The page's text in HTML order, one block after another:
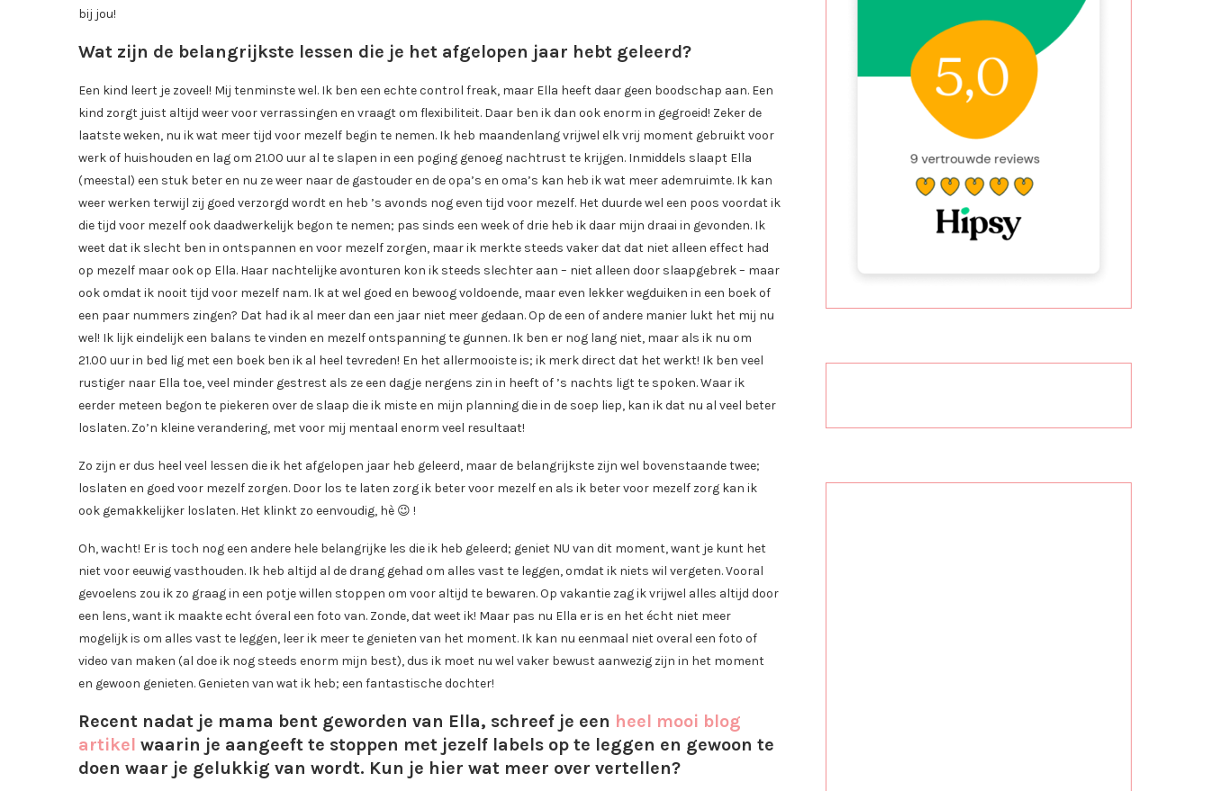
bij jou!
Wat zijn de belangrijkste lessen die je het afgelopen jaar hebt geleerd?
Een kind leert je zoveel! Mij tenminste wel. Ik ben een echte control freak, maar Ella heeft daar geen boodschap aan. Een
kind zorgt juist altijd weer voor verrassingen en vraagt om flexibiliteit. Daar ben ik dan ook enorm in gegroeid! Zeker de
laatste weken, nu ik wat meer tijd voor mezelf begin te nemen. Ik heb maandenlang vrijwel elk vrij moment gebruikt voor
werk of huishouden en lag om 21.00 uur al te slapen in een poging genoeg nachtrust te krijgen. Inmiddels slaapt Ella
(meestal) een stuk beter en nu ze weer naar de gastouder en de opa’s en oma’s kan heb ik wat meer ademruimte. Ik kan
weer werken terwijl zij goed verzorgd wordt en heb ’s avonds nog even tijd voor mezelf. Het duurde wel een poos voordat ik
die tijd voor mezelf ook daadwerkelijk begon te nemen; pas sinds een week of drie heb ik daar mijn draai in gevonden. Ik
weet dat ik slecht ben in ontspannen en voor mezelf zorgen, maar ik merkte steeds vaker dat dat niet alleen effect had
op mezelf maar ook op Ella. Haar nachtelijke avonturen kon ik steeds slechter aan – niet alleen door slaapgebrek – maar
ook omdat ik nooit tijd voor mezelf nam. Ik at wel goed en bewoog voldoende, maar even lekker wegduiken in een boek of
een paar nummers zingen? Dat had ik al meer dan een jaar niet meer gedaan. Op de een of andere manier lukt het mij nu
wel! Ik lijk eindelijk een balans te vinden en mezelf ontspanning te gunnen. Ik ben er nog lang niet, maar als ik nu om
21.00 uur in bed lig met een boek ben ik al heel tevreden! En het allermooiste is; ik merk direct dat het werkt! Ik ben veel
rustiger naar Ella toe, veel minder gestrest als ze een dagje nergens zin in heeft of ’s nachts ligt te spoken. Waar ik
eerder meteen begon te piekeren over de slaap die ik miste en mijn planning die in de soep liep, kan ik dat nu al veel beter
loslaten. Zo’n kleine verandering, met voor mij mentaal enorm veel resultaat!
Zo zijn er dus heel veel lessen die ik het afgelopen jaar heb geleerd, maar de belangrijkste zijn wel bovenstaande twee;
loslaten en goed voor mezelf zorgen. Door los te laten zorg ik beter voor mezelf en als ik beter voor mezelf zorg kan ik
ook gemakkelijker loslaten. Het klinkt zo eenvoudig, hè 😉 !
Oh, wacht! Er is toch nog een andere hele belangrijke les die ik heb geleerd; geniet NU van dit moment, want je kunt het
niet voor eeuwig vasthouden. Ik heb altijd al de drang gehad om alles vast te leggen, omdat ik niets wil vergeten. Vooral
gevoelens zou ik zo graag in een potje willen stoppen om voor altijd te bewaren. Op vakantie zag ik vrijwel alles altijd door
een lens, want ik maakte echt óveral een foto van. Zonde, dat weet ik! Maar pas nu Ella er is en het écht niet meer
mogelijk is om alles vast te leggen, leer ik meer te genieten van het moment. Ik kan nu eenmaal niet overal een foto of
video van maken (al doe ik nog steeds enorm mijn best), dus ik moet nu wel vaker bewust aanwezig zijn in het moment
en gewoon genieten. Genieten van wat ik heb; een fantastische dochter!
Recent nadat je mama bent geworden van Ella, schreef je een heel mooi blog
artikel waarin je aangeeft te stoppen met jezelf labels op te leggen en gewoon te
doen waar je gelukkig van wordt. Kun je hier wat meer over vertellen?